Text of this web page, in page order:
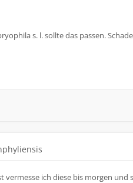
s. l. sollte das passen.
vermesse ich diese bis morgen und